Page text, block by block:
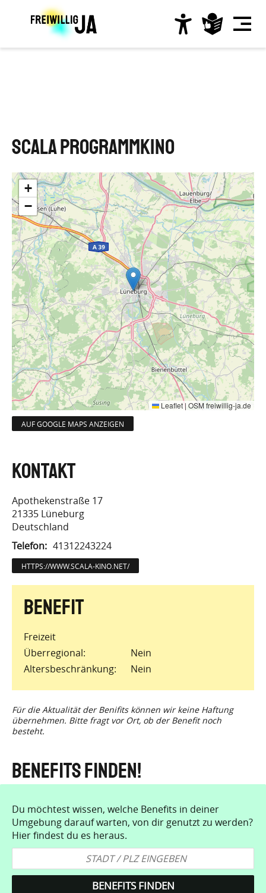
SCALA Programmkino
+
−
Leaflet | OSM freiwillig-ja.de
AUF GOOGLE MAPS ANZEIGEN
Apothekenstraße 17
21335 Lüneburg
Deutschland
Telefon
41312243224
HTTPS://WWW.SCALA-KINO.NET/
Freizeit
Überregional
Nein
Altersbeschränkung
Nein
Für die Aktualität der Benifits können wir keine Haftung
übernehmen. Bitte fragt vor Ort, ob der Benefit noch
besteht.
Benefits finden!
Du möchtest wissen, welche Benefits in deiner
Umgebung darauf warten, von dir genutzt zu werden?
Hier findest du es heraus.